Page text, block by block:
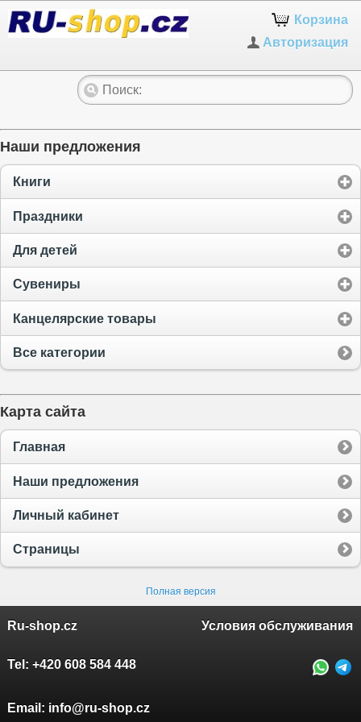
Корзина
Авторизация
Наши предложения
Книги
Праздники
Для детей
Сувениры
Канцелярские товары
Все категории
Карта сайта
Главная
Наши предложения
Личный кабинет
Страницы
Полная версия
Ru-shop.cz Условия обслуживания
Tel: +420 608 584 448
Email: info@ru-shop.cz